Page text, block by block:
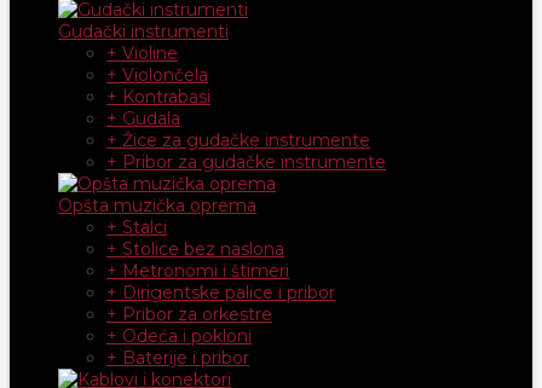
Gudački instrumenti
+ Violine
+ Violončela
+ Kontrabasi
+ Gudala
+ Žice za gudačke instrumente
+ Pribor za gudačke instrumente
Opšta muzička oprema
+ Stalci
+ Stolice bez naslona
+ Metronomi i štimeri
+ Dirigentske palice i pribor
+ Pribor za orkestre
+ Odeća i pokloni
+ Baterije i pribor